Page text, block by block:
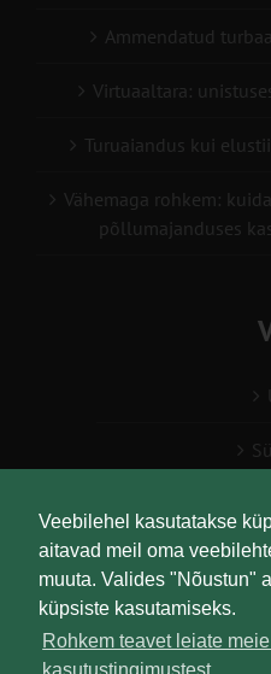
Veebilehel kasutatakse
aitavad meil oma
muuta. Valides "Nõustun"
küpsiste kasutamiseks.
Rohkem teavet leiate
Ammendatud
Virtuaaltara:
Turuaiandus kui
Vähemaga rohkem:
põllumajanduses
Liitu